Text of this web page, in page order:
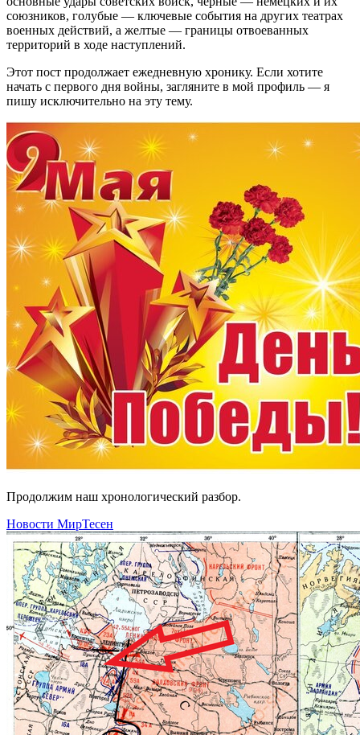
союзников, голубые — ключевые события на других театрах
военных действий, а желтые — границы отвоеванных
территорий в ходе наступлений.
Этот пост продолжает ежедневную хронику. Если хотите
начать с первого дня войны, загляните в мой профиль — я
пишу исключительно на эту тему.
Продолжим наш хронологический разбор.
Новости МирТесен